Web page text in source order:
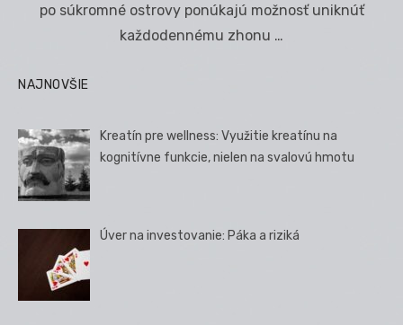
po súkromné ostrovy ponúkajú možnosť uniknúť
každodennému zhonu …
NAJNOVŠIE
Kreatín pre wellness: Využitie kreatínu na
kognitívne funkcie, nielen na svalovú hmotu
Úver na investovanie: Páka a riziká